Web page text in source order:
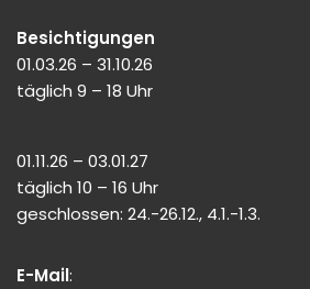
Besichtigungen
01.03.26 – 31.10.26
täglich 9 – 18 Uhr
01.11.26 – 03.01.27
täglich 10 – 16 Uhr
geschlossen: 24.-26.12., 4.1.-1.3.
E-Mail: